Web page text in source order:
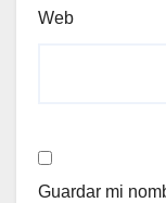
Web
Guardar mi